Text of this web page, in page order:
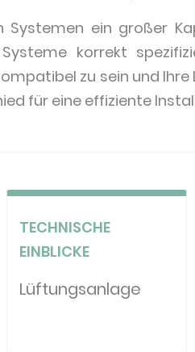
Systemen ein großer
korrekt
zu sein und
für eine effiziente
TECHNISCHE
EINBLICKE
Lüftungsanlage